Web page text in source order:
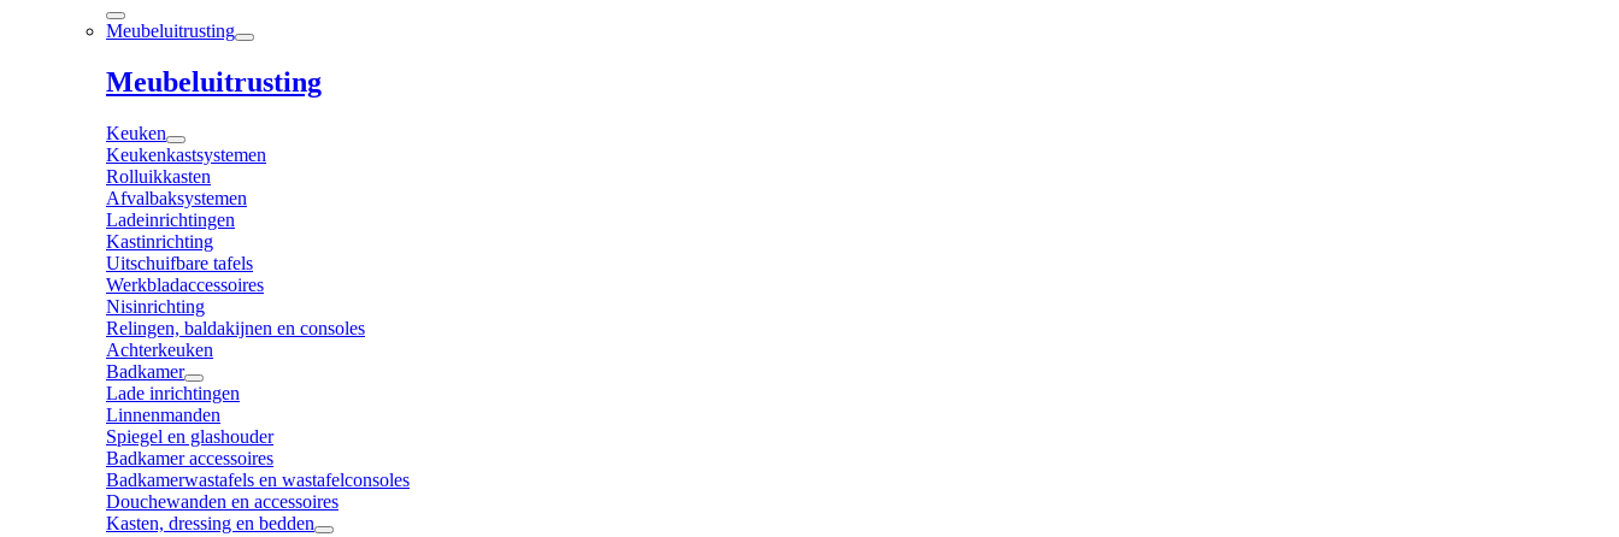
Meubeluitrusting
Meubeluitrusting
Keuken
Keukenkastsystemen
Rolluikkasten
Afvalbaksystemen
Ladeinrichtingen
Kastinrichting
Uitschuifbare tafels
Werkbladaccessoires
Nisinrichting
Relingen, baldakijnen en consoles
Achterkeuken
Badkamer
Lade inrichtingen
Linnenmanden
Spiegel en glashouder
Badkamer accessoires
Badkamerwastafels en wastafelconsoles
Douchewanden en accessoires
Kasten, dressing en bedden